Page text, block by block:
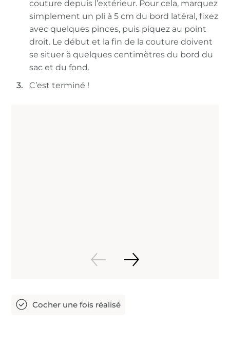
couture depuis l’extérieur. Pour cela, marquez
simplement un pli à 5 cm du bord latéral, fixez
avec quelques pinces, puis piquez au point
droit. Le début et la fin de la couture doivent
se situer à quelques centimètres du bord du
sac et du fond.
C’est terminé !